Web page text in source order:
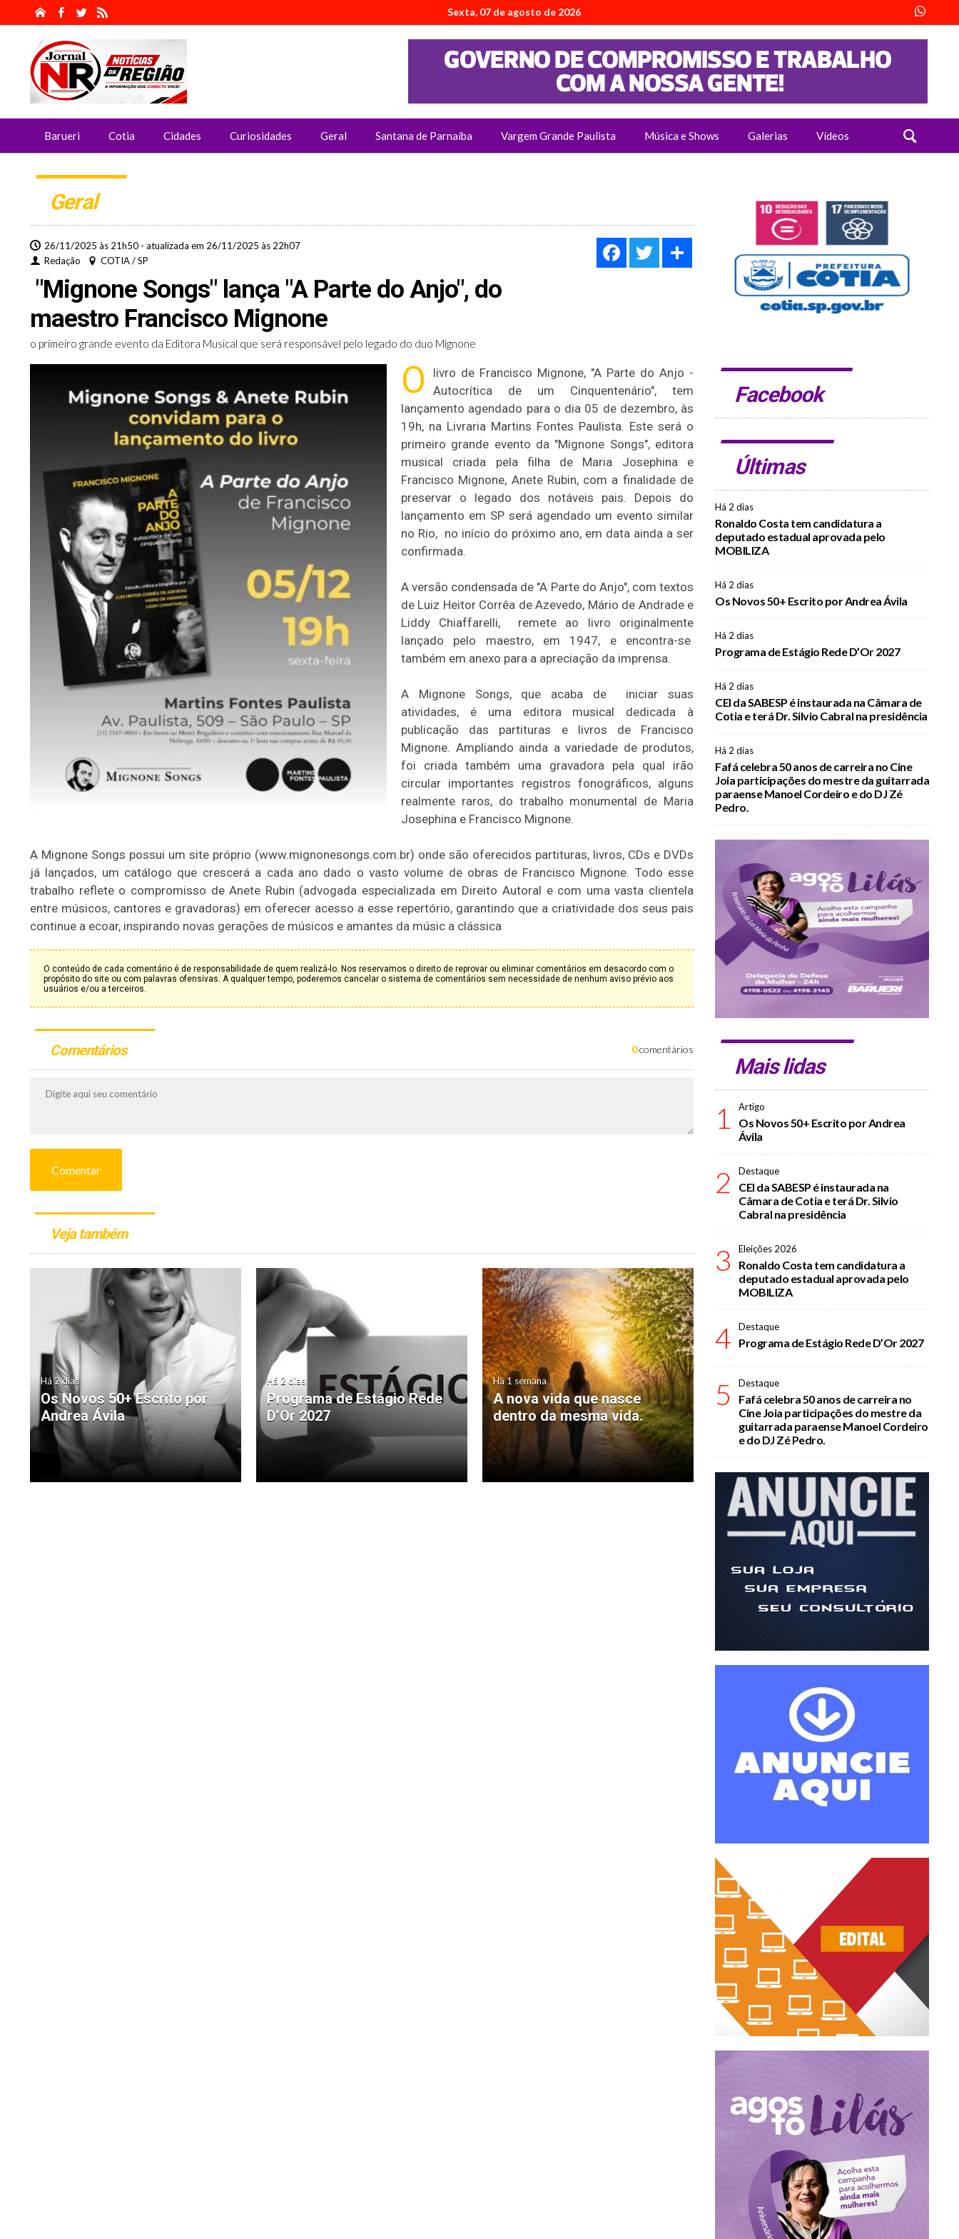
Sexta, 07 de agosto de 2026
Barueri Cotia Cidades Curiosidades Geral Santana de Parnaíba Vargem Grande Paulista Música e Shows Galerias Vídeos
Geral
26/11/2025 às 21h50 - atualizada em 26/11/2025 às 22h07
Redação
COTIA / SP
FacebookTwitter
"Mignone Songs" lança "A Parte do Anjo", do
maestro Francisco Mignone
o primeiro grande evento da Editora Musical que será responsável pelo legado do duo Mignone
O
livro de Francisco Mignone, "A Parte do Anjo -
Autocrítica de um Cinquentenário", tem
lançamento agendado para o dia 05 de dezembro, às
19h, na Livraria Martins Fontes Paulista. Este será o
primeiro grande evento da "Mignone Songs", editora
musical criada pela filha de Maria Josephina e
Francisco Mignone, Anete Rubin, com a finalidade de
preservar o legado dos notáveis pais. Depois do
lançamento em SP será agendado um evento similar
no Rio, no início do próximo ano, em data ainda a ser
confirmada.
A versão condensada de "A Parte do Anjo", com textos
de Luiz Heitor Corrêa de Azevedo, Mário de Andrade e
Liddy Chiaffarelli, remete ao livro originalmente
lançado pelo maestro, em 1947, e encontra-se
também em anexo para a apreciação da imprensa.
A Mignone Songs, que acaba de iniciar suas
atividades, é uma editora musical dedicada à
publicação das partituras e livros de Francisco
Mignone. Ampliando ainda a variedade de produtos,
foi criada também uma gravadora pela qual irão
circular importantes registros fonográficos, alguns
realmente raros, do trabalho monumental de Maria
Josephina e Francisco Mignone.
A Mignone Songs possui um site próprio (www.mignonesongs.com.br) onde são oferecidos partituras, livros, CDs e DVDs
já lançados, um catálogo que crescerá a cada ano dado o vasto volume de obras de Francisco Mignone. Todo esse
trabalho reflete o compromisso de Anete Rubin (advogada especializada em Direito Autoral e com uma vasta clientela
entre músicos, cantores e gravadoras) em oferecer acesso a esse repertório, garantindo que a criatividade dos seus pais
continue a ecoar, inspirando novas gerações de músicos e amantes da músic a clássica
O conteúdo de cada comentário é de responsabilidade de quem realizá-lo. Nos reservamos o direito de reprovar ou eliminar comentários em desacordo com o
propósito do site ou com palavras ofensivas. A qualquer tempo, poderemos cancelar o sistema de comentários sem necessidade de nenhum aviso prévio aos
usuários e/ou a terceiros.
Comentários 0comentários
Comentar
Veja também
Há 2 dias
Os Novos 50+ Escrito por
Andrea Ávila
Há 2 dias
Programa de Estágio Rede
D’Or 2027
Há 1 semana
A nova vida que nasce
dentro da mesma vida.
Facebook
Últimas
Há 2 dias
Ronaldo Costa tem candidatura a
deputado estadual aprovada pelo
MOBILIZA
Há 2 dias
Os Novos 50+ Escrito por Andrea Ávila
Há 2 dias
Programa de Estágio Rede D’Or 2027
Há 2 dias
CEI da SABESP é instaurada na Câmara de
Cotia e terá Dr. Silvio Cabral na presidência
Há 2 dias
Fafá celebra 50 anos de carreira no Cine
Joia participações do mestre da guitarrada
paraense Manoel Cordeiro e do DJ Zé
Pedro.
Mais lidas
1 Artigo
Os Novos 50+ Escrito por Andrea
Ávila
2 Destaque
CEI da SABESP é instaurada na
Câmara de Cotia e terá Dr. Silvio
Cabral na presidência
3 Eleições 2026
Ronaldo Costa tem candidatura a
deputado estadual aprovada pelo
MOBILIZA
4 Destaque
Programa de Estágio Rede D’Or 2027
5 Destaque
Fafá celebra 50 anos de carreira no
Cine Joia participações do mestre da
guitarrada paraense Manoel Cordeiro
e do DJ Zé Pedro.